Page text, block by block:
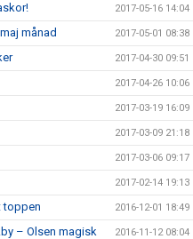
2017-05-16 14:04
månad 2017-05-01 08:38
2017-04-30 09:51
2017-04-26 10:06
2017-03-19 16:09
2017-03-09 21:18
2017-03-06 09:17
2017-02-14 19:13
toppen 2016-12-01 18:49
– Olsen magisk 2016-11-12 08:04